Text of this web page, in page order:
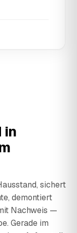
in
sichert
demontiert
Nachweis —
Gerade im